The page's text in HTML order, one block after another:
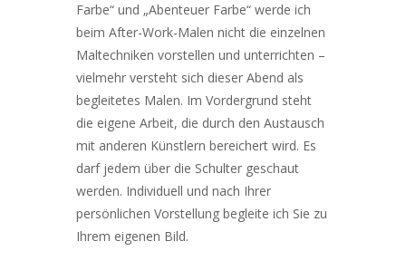
Farbe“ und „Abenteuer Farbe“ werde ich
beim After-Work-Malen nicht die einzelnen
Maltechniken vorstellen und unterrichten –
vielmehr versteht sich dieser Abend als
begleitetes Malen. Im Vordergrund steht
die eigene Arbeit, die durch den Austausch
mit anderen Künstlern bereichert wird. Es
darf jedem über die Schulter geschaut
werden. Individuell und nach Ihrer
persönlichen Vorstellung begleite ich Sie zu
Ihrem eigenen Bild.